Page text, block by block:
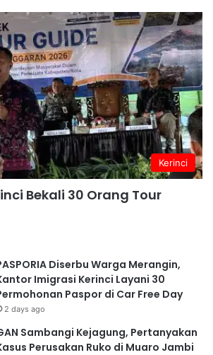
Kerinci
Bekali 30 Orang Tour
Diserbu Warga Merangin,
Imigrasi Kerinci Layani 30
Paspor di Car Free Day
2 days ago
Sambangi Kejagung, Pertanyakan
Perusakan Ruko di Muaro Jambi